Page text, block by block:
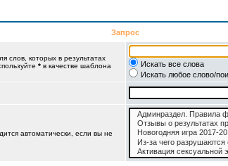
Запрос
слов, которых в результатах
* в качестве шаблона
Искать все слова
Искать любое слово/
автоматически, если вы не